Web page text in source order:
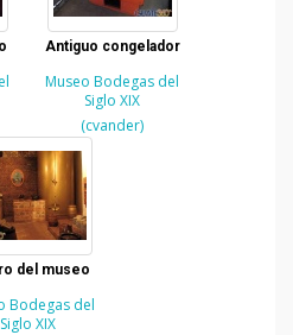
Antiguo congelador
Museo Bodegas del
Siglo XIX
(cvander)
del museo
Bodegas del
Siglo XIX